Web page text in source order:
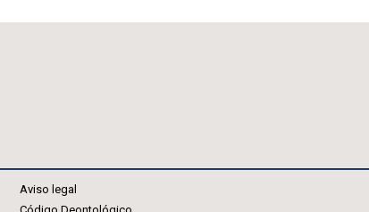
Aviso legal